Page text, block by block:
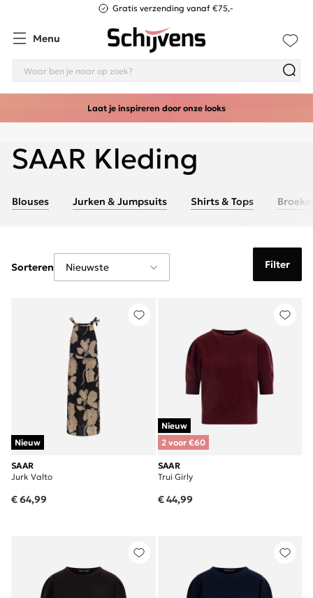
Gratis verzending vanaf €75,-
Menu
Laat je inspireren door onze looks
SAAR Kleding
Blouses Jurken & Jumpsuits Shirts & Tops
Filter
Sorteren
Nieuw
SAAR
Jurk Valto
€ 64,99
Nieuw
2 voor €60
SAAR
Trui Girly
€ 44,99